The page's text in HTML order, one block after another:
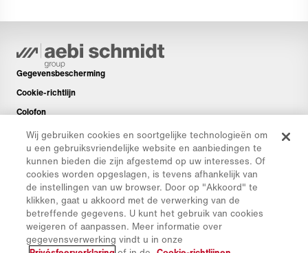
Gegevensbescherming
Cookie-richtlijn
Colofon
Disclaimer
Nieuwsbrief
Reserveonderdelen
Downloads
CO₂-calculator
TCO-calculator
Dealers en Vestigingen
Wij gebruiken cookies en soortgelijke technologieën om
u een gebruiksvriendelijke website en aanbiedingen te
kunnen bieden die zijn afgestemd op uw interesses. Of
cookies worden opgeslagen, is tevens afhankelijk van
de instellingen van uw browser. Door op "Akkoord" te
klikken, gaat u akkoord met de verwerking van de
betreffende gegevens. U kunt het gebruik van cookies
weigeren of aanpassen. Meer informatie over
gegevensverwerking vindt u in onze